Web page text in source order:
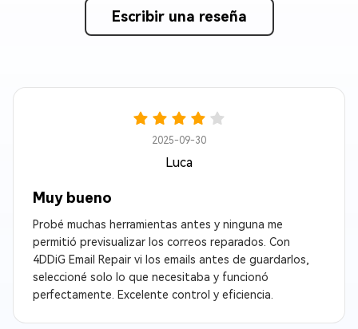
Escribir una reseña
2025-09-30
Luca
Muy bueno
Probé muchas herramientas antes y ninguna me
permitió previsualizar los correos reparados. Con
4DDiG Email Repair vi los emails antes de guardarlos,
seleccioné solo lo que necesitaba y funcionó
perfectamente. Excelente control y eficiencia.